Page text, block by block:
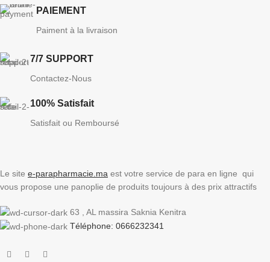
PAIEMENT
Paiment à la livraison
7/7 SUPPORT
Contactez-Nous
100% Satisfait
Satisfait ou Remboursé
Le site e-parapharmacie.ma est votre service de para en ligne qui
vous propose une panoplie de produits toujours à des prix attractifs
63 , AL massira Saknia Kenitra
Téléphone: 0666232341